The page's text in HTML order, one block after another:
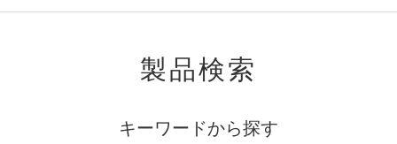
製品検索
キーワードから探す